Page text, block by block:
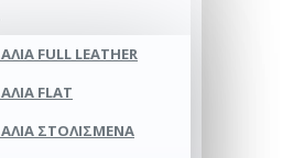
FULL LEATHER
FLAT
ΣΤΟΛΙΣΜΈΝΑ